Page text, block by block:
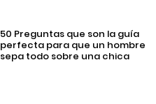
50 Preguntas que son la guía
perfecta para que un hombre
sepa todo sobre una chica